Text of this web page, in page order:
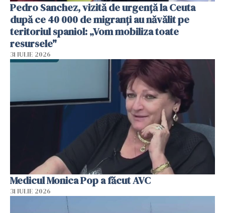
Pedro Sanchez, vizită de urgență la Ceuta
după ce 40 000 de migranți au năvălit pe
teritoriul spaniol: „Vom mobiliza toate
resursele"
31 IULIE 2026
Medicul Monica Pop a făcut AVC
31 IULIE 2026